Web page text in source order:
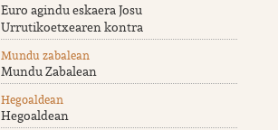
Euro agindu eskaera Josu
Urrutikoetxearen kontra
Mundu zabalean
Mundu Zabalean
Hegoaldean
Hegoaldean